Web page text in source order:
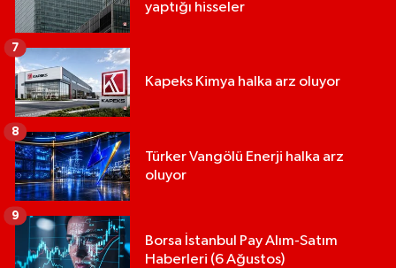
yaptığı hisseler
Kapeks Kimya halka arz oluyor
7
Türker Vangölü Enerji halka arz
oluyor
8
Borsa İstanbul Pay Alım-Satım
Haberleri (6 Ağustos)
9